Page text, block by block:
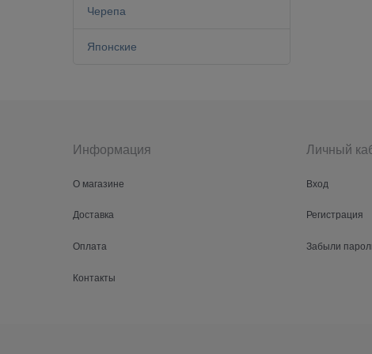
Черепа
Японские
Информация
О магазине
Доставка
Оплата
Контакты
Личный
Вход
Регистрация
Забыли